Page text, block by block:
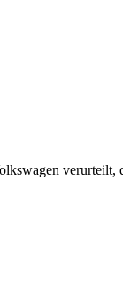
verurteilt,